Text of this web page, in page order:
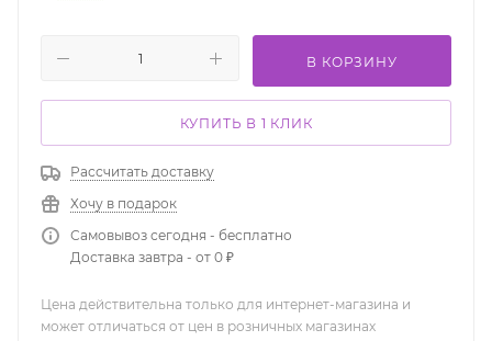
В КОРЗИНУ
КУПИТЬ В 1 КЛИК
Рассчитать доставку
Хочу в подарок
Самовывоз сегодня - бесплатно
Доставка завтра - от 0 ₽
Цена действительна только для интернет-магазина и
может отличаться от цен в розничных магазинах